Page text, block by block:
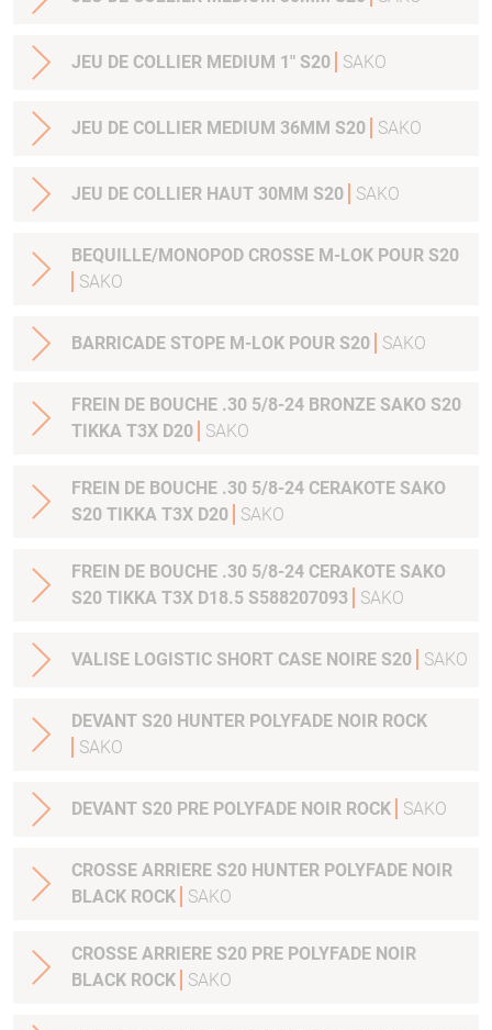
JEU DE COLLIER MEDIUM 1" S20 SAKO
JEU DE COLLIER MEDIUM 36MM S20 SAKO
JEU DE COLLIER HAUT 30MM S20 SAKO
BEQUILLE/MONOPOD CROSSE M-LOK POUR S20
SAKO
BARRICADE STOPE M-LOK POUR S20 SAKO
FREIN DE BOUCHE .30 5/8-24 BRONZE SAKO S20
TIKKA T3X D20
SAKO
FREIN DE BOUCHE .30 5/8-24 CERAKOTE SAKO
S20 TIKKA T3X D20
SAKO
FREIN DE BOUCHE .30 5/8-24 CERAKOTE SAKO
S20 TIKKA T3X D18.5 S588207093
SAKO
VALISE LOGISTIC SHORT CASE NOIRE S20 SAKO
DEVANT S20 HUNTER POLYFADE NOIR ROCK
SAKO
DEVANT S20 PRE POLYFADE NOIR ROCK SAKO
CROSSE ARRIERE S20 HUNTER POLYFADE NOIR
BLACK ROCK
SAKO
CROSSE ARRIERE S20 PRE POLYFADE NOIR
BLACK ROCK
SAKO